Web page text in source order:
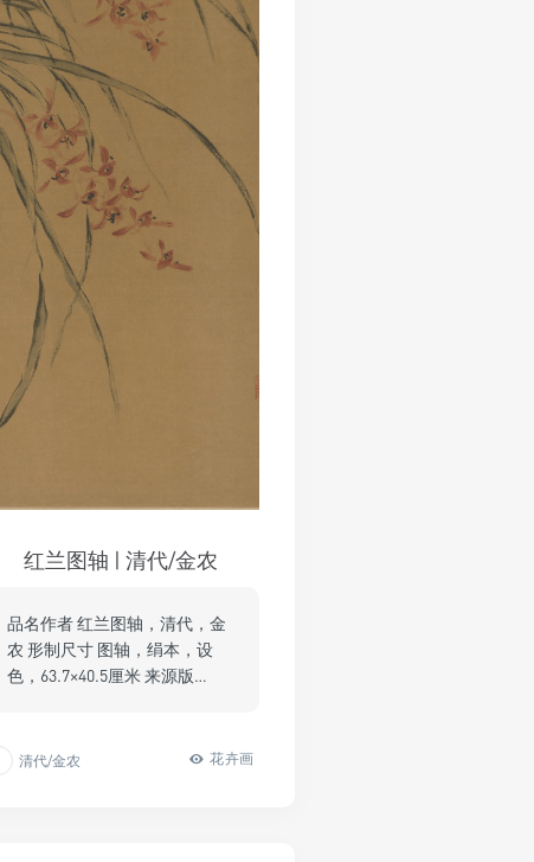
红兰图轴 | 清代/金农
品名作者 红兰图轴，清代，金
农 形制尺寸 图轴，绢本，设
色，63.7×40.5厘米 来源版…
清代/金农 花卉画